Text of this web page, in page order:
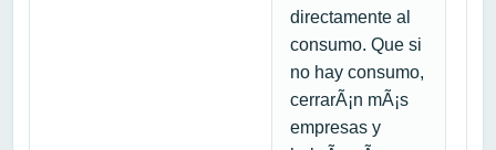
directamente al
consumo. Que si
no hay consumo,
cerrarÃ¡n mÃ¡s
empresas y